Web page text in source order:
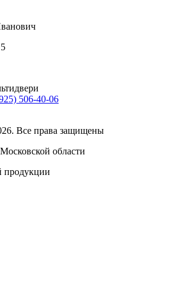
506-40-06
Все права защищены
области
продукции